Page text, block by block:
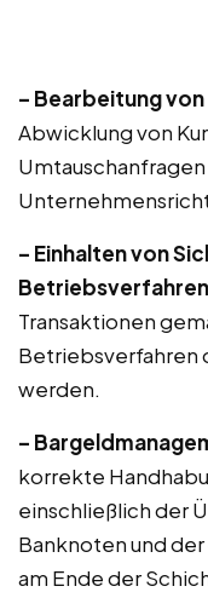
– Bearbeitung
Abwicklung von
– Einhalten von
Transaktionen
Betriebsverfahren
werden.
–
korrekte
einschließlich der
Banknoten und
am Ende der